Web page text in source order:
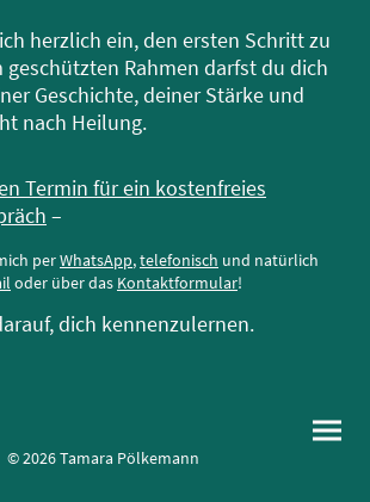
herzlich ein, den ersten Schritt zu
geschützten Rahmen darfst du dich
Geschichte, deiner Stärke und
nach Heilung.
Termin für ein kostenfreies
–
perWhatsApp,telefonisch und natürlich
oder über das Kontaktformular!
dich kennenzulernen.
© 2026 Tamara Pölkemann